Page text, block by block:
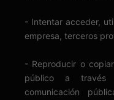
- Intentar acceder,
empresa, terceros
- Reproducir o
público a través
comunicación